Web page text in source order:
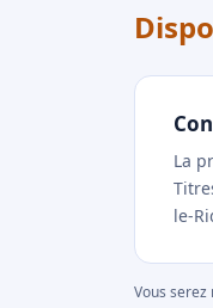
La
le-
Vous